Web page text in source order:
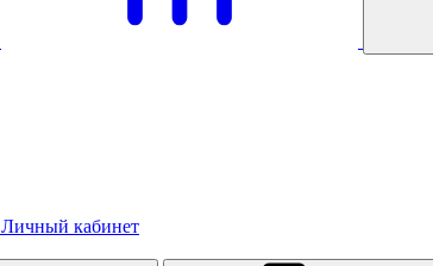
Личный кабинет